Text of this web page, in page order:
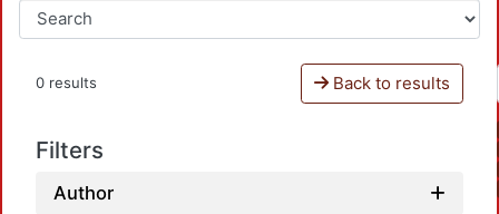
0 results Back to results
Filters
Author